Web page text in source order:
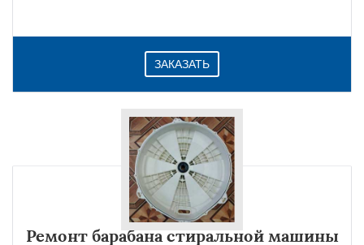
ЗАКАЗАТЬ
Ремонт барабана стиральной машины